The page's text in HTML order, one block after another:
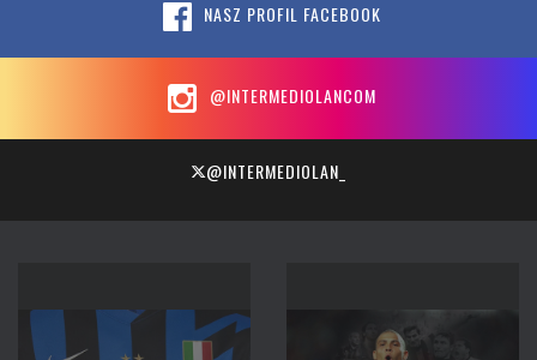
NASZ PROFIL FACEBOOK
@INTERMEDIOLANCOM
@INTERMEDIOLAN_